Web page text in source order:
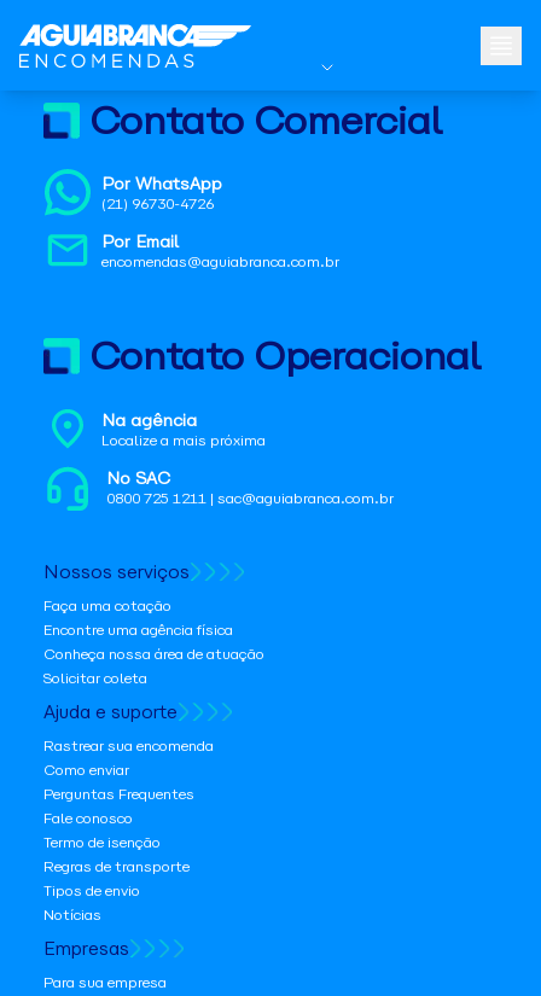
Contato Comercial
Por WhatsApp
(21) 96730-4726
Por Email
encomendas@aguiabranca.com.br
Contato Operacional
Na agência
Localize a mais próxima
No SAC
0800 725 1211 | sac@aguiabranca.com.br
Nossos serviços
Faça uma cotação
Encontre uma agência física
Conheça nossa área de atuação
Solicitar coleta
Ajuda e suporte
Rastrear sua encomenda
Como enviar
Perguntas Frequentes
Fale conosco
Termo de isenção
Regras de transporte
Tipos de envio
Notícias
Empresas
Para sua empresa